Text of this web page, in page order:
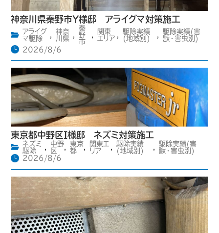
神奈川県秦野市Y様邸 アライグマ対策施工
アライグ
マ駆除
,
神奈
川県 ,
秦
野
市
,
関東
エリア ,
駆除実績
(地域別)
,
駆除実績(害
獣・害虫別)
2026/8/6
東京都中野区I様邸 ネズミ対策施工
ネズミ
駆除
,
中野
区
,
東京
都
,
関東エ
リア
,
駆除実績
(地域別)
,
駆除実績(害
獣・害虫別)
2026/8/6